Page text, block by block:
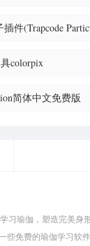
件(Trapcode
colorpix
简体中文免费版
习瑜伽，塑造完美身
些免费的瑜伽学习软